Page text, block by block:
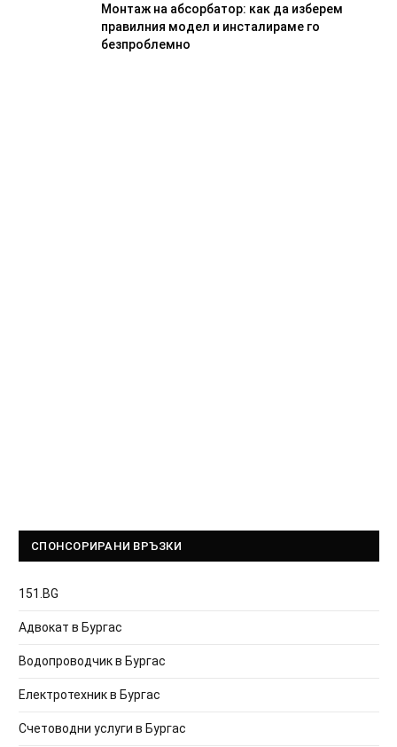
Монтаж на абсорбатор: как да изберем
правилния модел и инсталираме го
безпроблемно
СПОНСОРИРАНИ ВРЪЗКИ
151.BG
Адвокат в Бургас
Водопроводчик в Бургас
Електротехник в Бургас
Счетоводни услуги в Бургас